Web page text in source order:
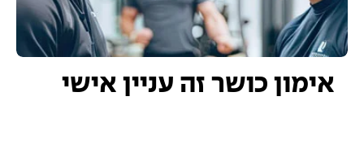
אימון כושר זה עניין אישי